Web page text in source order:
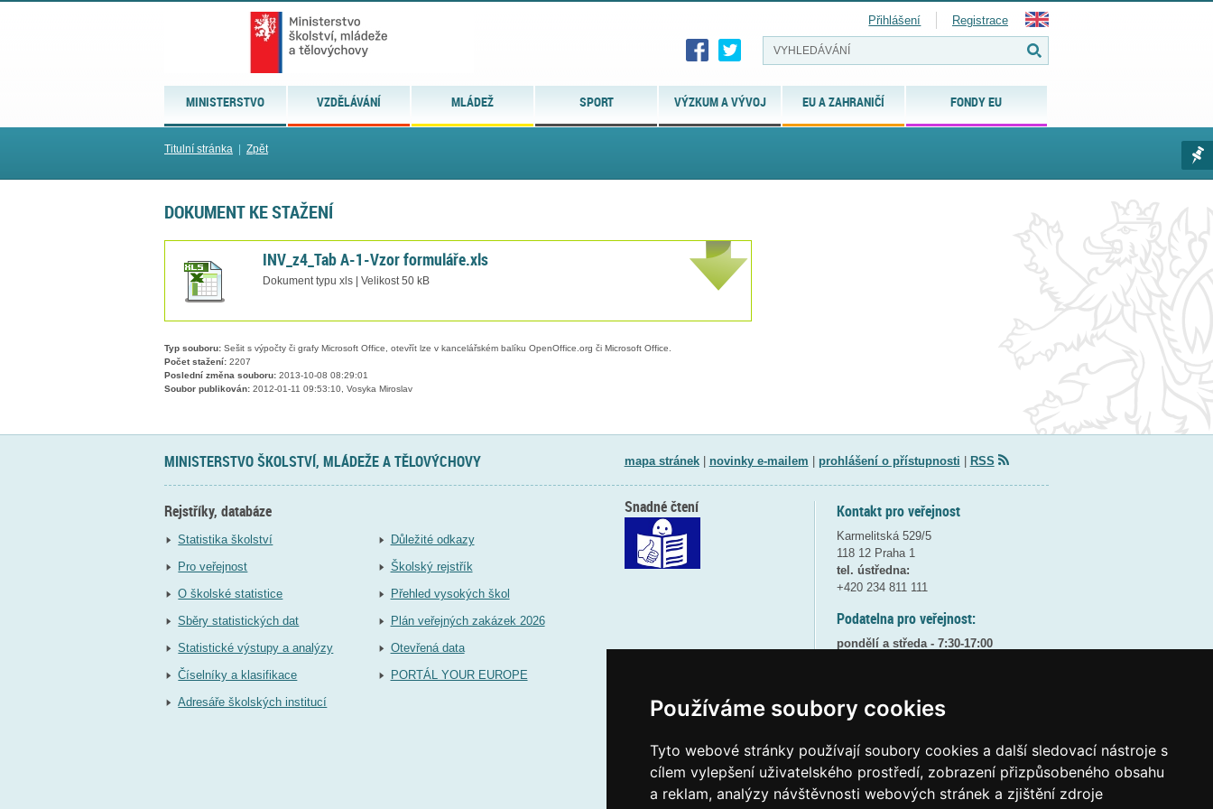
Používáme soubory cookies
Tyto webové stránky používají soubory cookies a další sledovací nástroje s
cílem vylepšení uživatelského prostředí, zobrazení přizpůsobeného obsahu
a reklam, analýzy návštěvnosti webových stránek a zjištění zdroje
MINISTERSTVO VZDĚLÁVÁNÍ MLÁDEŽ SPORT VÝZKUM A VÝVOJ EU A ZAHRANIČÍ FONDY EU
Přihlášení Registrace
Titulní stránka Zpět
DOKUMENT KE STAŽENÍ
INV_z4_Tab A-1-Vzor formuláře.xls
Dokument typu xls | Velikost 50 kB
Typ souboru: Sešit s výpočty či grafy Microsoft Office, otevřít lze v kancelářském balíku OpenOffice.org či Microsoft Office.
Počet stažení: 2207
Poslední změna souboru: 2013-10-08 08:29:01
Soubor publikován: 2012-01-11 09:53:10, Vosyka Miroslav
MINISTERSTVO ŠKOLSTVÍ, MLÁDEŽE A TĚLOVÝCHOVY mapa stránek| novinky e-mailem prohlášení o přístupnosti RSS
Rejstříky, databáze
Statistika školství
Pro veřejnost
O školské statistice
Sběry statistických dat
Statistické výstupy a analýzy
Číselníky a klasifikace
Adresáře školských institucí
Důležité odkazy
Školský rejstřík
Přehled vysokých škol
Plán veřejných zakázek 2026
Otevřená data
PORTÁL YOUR EUROPE
Kontakt pro veřejnost
Karmelitská 529/5
118 12 Praha 1
tel. ústředna:
+420 234 811 111
Podatelna pro veřejnost:
pondělí a středa - 7:30-17:00
8:30 - 9:30 - bezpečnostní přestávka
Elektronická podatelna:
posta@msmtgov cz
Snadné čtení